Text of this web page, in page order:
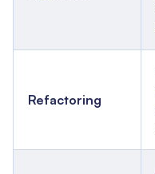
Refactoring